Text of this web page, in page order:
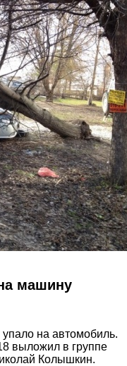
машину
на автомобиль.
выложил в группе
Колышкин.